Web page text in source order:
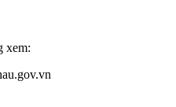
xem: